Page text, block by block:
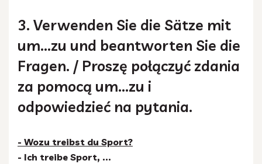
3. Verwenden Sie die Sätze mit
um...zu und beantworten Sie die
Fragen. / Proszę połączyć zdania
za pomocą um…zu i
odpowiedzieć na pytania.
- Wozu treibst du Sport?
- Ich treibe Sport, ...